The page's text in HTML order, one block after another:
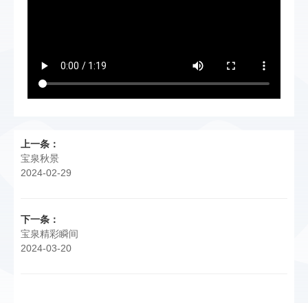
上一条：
宝泉秋景
2024-02-29
下一条：
宝泉精彩瞬间
2024-03-20